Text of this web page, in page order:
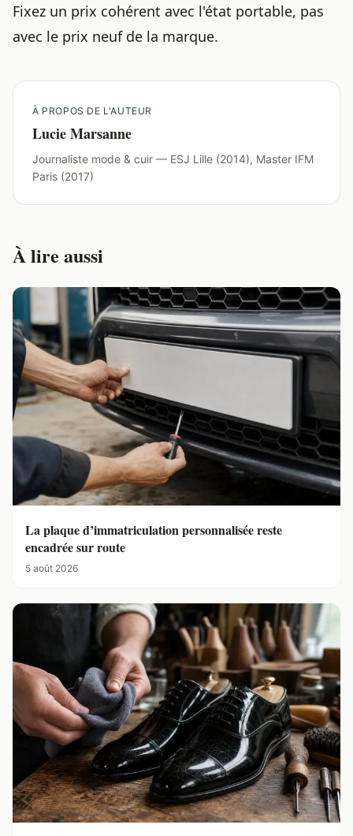
Fixez un prix cohérent avec l'état portable, pas
avec le prix neuf de la marque.
À PROPOS DE L'AUTEUR
Lucie Marsanne
Journaliste mode & cuir — ESJ Lille (2014), Master IFM
Paris (2017)
À lire aussi
La plaque d’immatriculation personnalisée reste
encadrée sur route
5 août 2026